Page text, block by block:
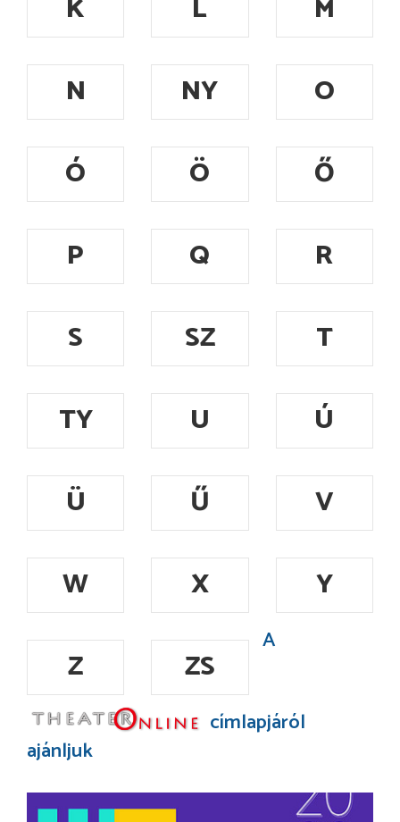
K L
M
N
NY
O
Ó
Ö
Ő
P
Q
R
S
SZ
T
TY
U
Ú
Ü
Ű
V
W
X
Y
Z
ZS
A
címlapjáról
ajánljuk